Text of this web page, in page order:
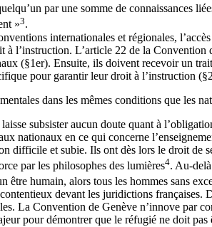
par une somme de connaissances
»3.
internationales et régionales,
l’instruction. L’article 22 de la
(§1er). Ensuite, ils doivent recevoir un
pour garantir leur droit à l’instruction
dans les mêmes conditions que les
subsister aucun doute quant à
nationaux en ce qui concerne
difficile et subie. Ils ont dès lors le droit de
par les philosophes des lumières4. Au-
être humain, alors tous les hommes sans
devant les juridictions
La Convention de Genève n’innove par
pour démontrer que le réfugié ne doit